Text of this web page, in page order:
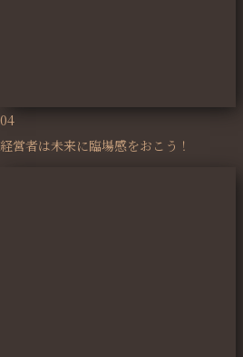
04
経営者は未来に臨場感をおこう！